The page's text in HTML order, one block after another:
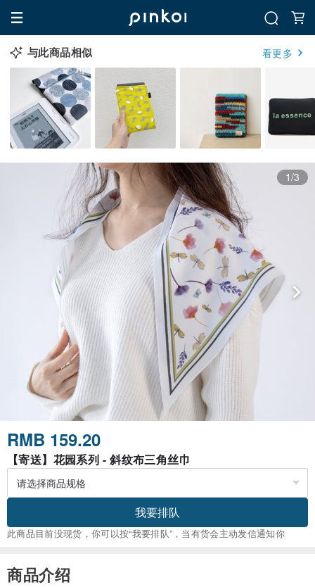
与此商品相似 看更多
1/3
RMB 159.20
【寄送】花园系列 - 斜纹布三角丝巾
我要排队
此商品目前没现货，你可以按“我要排队”，当有货会主动发信通知你
商品介绍